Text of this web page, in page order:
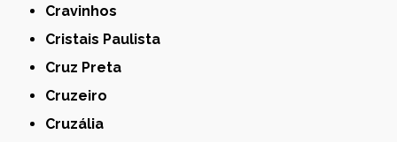
Cravinhos
Cristais Paulista
Cruz Preta
Cruzeiro
Cruzália